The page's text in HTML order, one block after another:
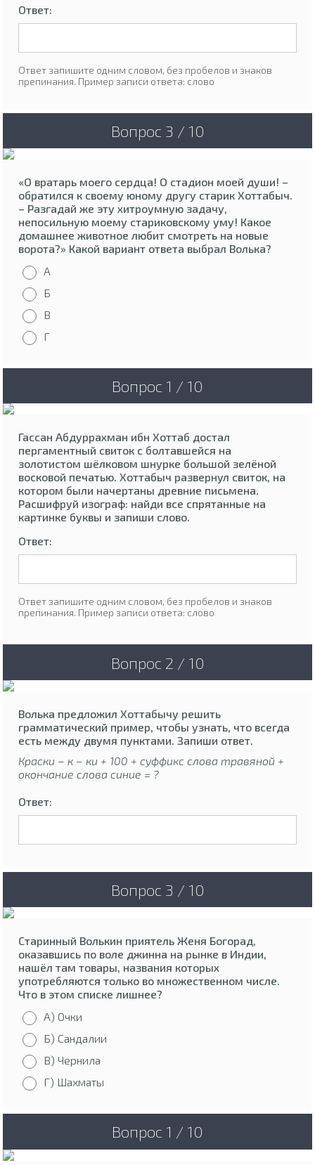
Ответ:
Ответ запишите одним словом, без пробелов и знаков
препинания. Пример записи ответа: слово
Вопрос 3 / 10
«О вратарь моего сердца! О стадион моей души! –
обратился к своему юному другу старик Хоттабыч.
– Разгадай же эту хитроумную задачу,
непосильную моему стариковскому уму! Какое
домашнее животное любит смотреть на новые
ворота?» Какой вариант ответа выбрал Волька?
А
Б
В
Г
Вопрос 1 / 10
Гассан Абдуррахман ибн Хоттаб достал
пергаментный свиток с болтавшейся на
золотистом шёлковом шнурке большой зелёной
восковой печатью. Хоттабыч развернул свиток, на
котором были начертаны древние письмена.
Расшифруй изограф: найди все спрятанные на
картинке буквы и запиши слово.
Ответ:
Ответ запишите одним словом, без пробелов и знаков
препинания. Пример записи ответа: слово
Вопрос 2 / 10
Волька предложил Хоттабычу решить
грамматический пример, чтобы узнать, что всегда
есть между двумя пунктами. Запиши ответ.
Краски – к – ки + 100 + суффикс слова травяной +
окончание слова синие = ?
Ответ:
Вопрос 3 / 10
Старинный Волькин приятель Женя Богорад,
оказавшись по воле джинна на рынке в Индии,
нашёл там товары, названия которых
употребляются только во множественном числе.
Что в этом списке лишнее?
А) Очки
Б) Сандалии
В) Чернила
Г) Шахматы
Вопрос 1 / 10